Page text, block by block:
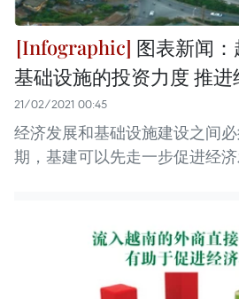
图表新闻
基础设施的投资力度 推进
21/02/2021 00:45
经济发展和基础设施建设之间
期，基建可以先走一步促进经济